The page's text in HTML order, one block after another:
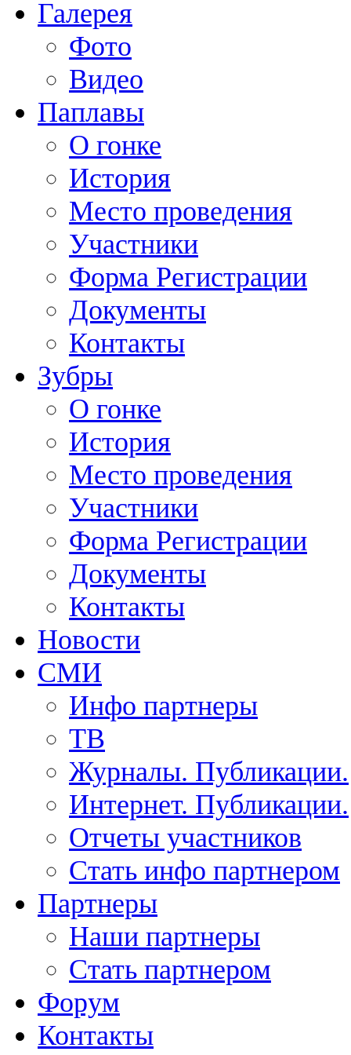
Галерея
Фото
Видео
Паплавы
О гонке
История
Место проведения
Участники
Форма Регистрации
Документы
Контакты
Зубры
О гонке
История
Место проведения
Участники
Форма Регистрации
Документы
Контакты
Новости
СМИ
Инфо партнеры
ТВ
Журналы. Публикации.
Интернет. Публикации.
Отчеты участников
Стать инфо партнером
Партнеры
Наши партнеры
Стать партнером
Форум
Контакты